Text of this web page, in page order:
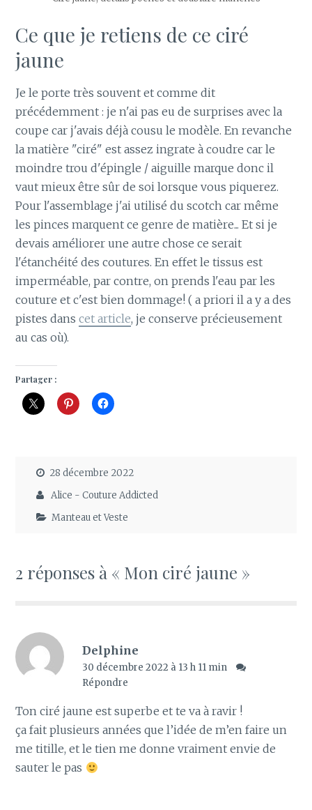
Ce que je retiens de ce ciré
jaune
Je le porte très souvent et comme dit
précédemment : je n'ai pas eu de surprises avec la
coupe car j'avais déjà cousu le modèle. En revanche
la matière "ciré" est assez ingrate à coudre car le
moindre trou d'épingle / aiguille marque donc il
vaut mieux être sûr de soi lorsque vous piquerez.
Pour l'assemblage j'ai utilisé du scotch car même
les pinces marquent ce genre de matière... Et si je
devais améliorer une autre chose ce serait
l'étanchéité des coutures. En effet le tissus est
imperméable, par contre, on prends l'eau par les
couture et c'est bien dommage! ( a priori il a y a des
pistes danscet article, je conserve précieusement
au cas où).
Partager :
28 décembre 2022
Alice - Couture Addicted
Manteau et Veste
2 réponses à « Mon ciré jaune »
Delphine
30 décembre 2022 à 13 h 11 min
Répondre
Ton ciré jaune est superbe et te va à ravir !
ça fait plusieurs années que l’idée de m’en faire un
me titille, et le tien me donne vraiment envie de
sauter le pas